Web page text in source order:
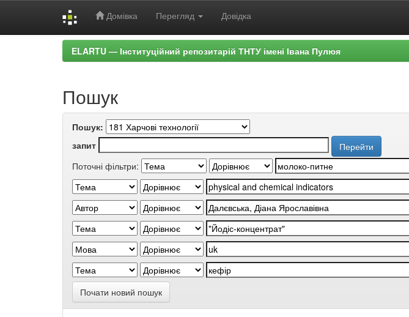
Домівка Перегляд Довідка
ELARTU — Інституційний репозитарій ТНТУ імені Івана Пулюя
Пошук
Пошук:
запит
Поточні фільтри:
Почати новий пошук